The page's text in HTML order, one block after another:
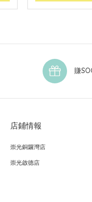
賺
店鋪情報
崇光銅鑼灣店
崇光啟德店